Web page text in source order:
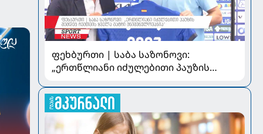
ფეხბურთი | საბა საზონოვი:
„ერთწლიანი იძულებითი პაუზის
მნიშვნელოვანია“